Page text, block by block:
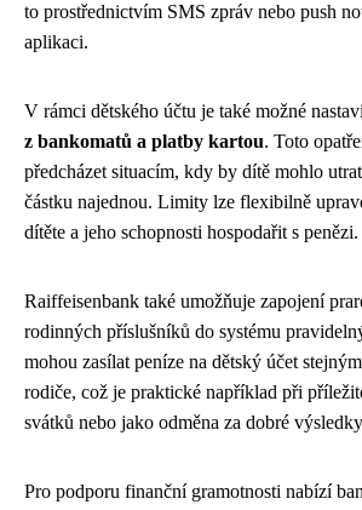
to prostřednictvím SMS zpráv nebo push
aplikaci.
V rámci dětského účtu je také možné
z bankomatů a platby kartou. Toto
předcházet situacím, kdy by dítě mohlo
částku najednou. Limity lze flexibilně
dítěte a jeho schopnosti hospodařit s penězi.
Raiffeisenbank také umožňuje zapojení
rodinných příslušníků do systému
mohou zasílat peníze na dětský účet
rodiče, což je praktické například při
svátků nebo jako odměna za dobré
Pro podporu finanční gramotnosti nabízí